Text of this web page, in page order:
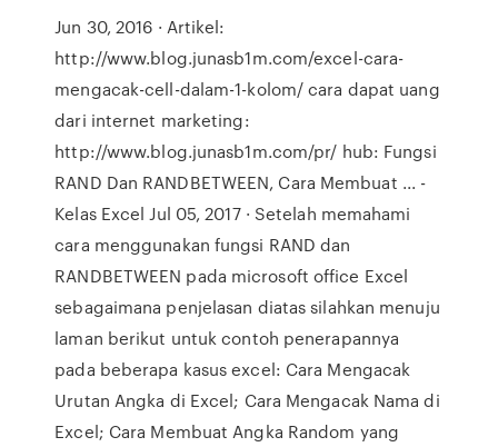
Jun 30, 2016 · Artikel:
http://www.blog.junasb1m.com/excel-cara-
mengacak-cell-dalam-1-kolom/ cara dapat uang
dari internet marketing:
http://www.blog.junasb1m.com/pr/ hub: Fungsi
RAND Dan RANDBETWEEN, Cara Membuat ... -
Kelas Excel Jul 05, 2017 · Setelah memahami
cara menggunakan fungsi RAND dan
RANDBETWEEN pada microsoft office Excel
sebagaimana penjelasan diatas silahkan menuju
laman berikut untuk contoh penerapannya
pada beberapa kasus excel: Cara Mengacak
Urutan Angka di Excel; Cara Mengacak Nama di
Excel; Cara Membuat Angka Random yang